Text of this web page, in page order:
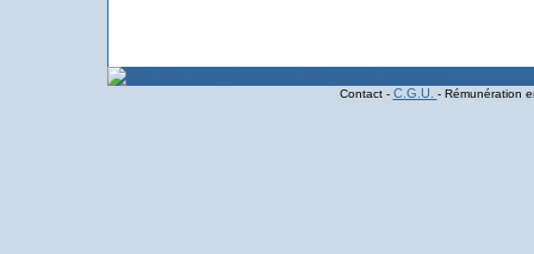
Contact - C.G.U. - Rémunération